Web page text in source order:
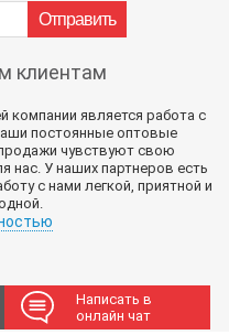
клиентам
является работа с
постоянные оптовые
чувствуют свою
нас. У наших партнеров есть
с нами легкой, приятной и
Написать в
онлайн чат